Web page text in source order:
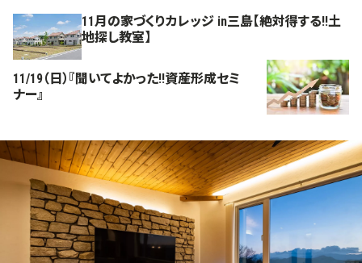
11月の家づくりカレッジ in三島【絶対得する!!土
地探し教室】
11/19（日）『聞いてよかった!!資産形成セミ
ナー』